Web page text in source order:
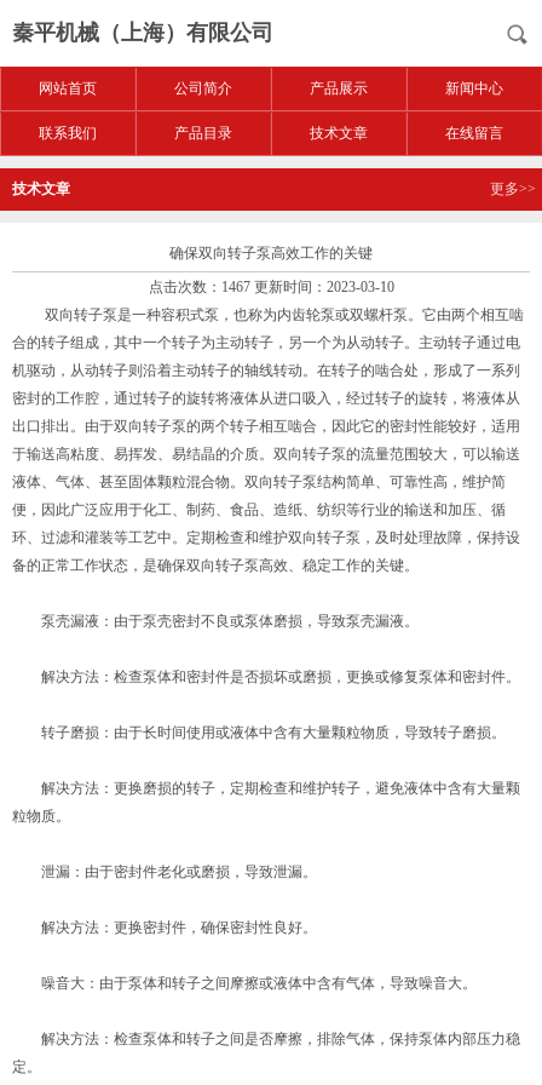
秦平机械（上海）有限公司
网站首页 公司简介 产品展示 新闻中心
联系我们 产品目录 技术文章 在线留言
技术文章 更多>>
确保双向转子泵高效工作的关键
点击次数：1467 更新时间：2023-03-10
双向转子泵是一种容积式泵，也称为内齿轮泵或双螺杆泵。它由两个相互啮
合的转子组成，其中一个转子为主动转子，另一个为从动转子。主动转子通过电
机驱动，从动转子则沿着主动转子的轴线转动。在转子的啮合处，形成了一系列
密封的工作腔，通过转子的旋转将液体从进口吸入，经过转子的旋转，将液体从
出口排出。由于双向转子泵的两个转子相互啮合，因此它的密封性能较好，适用
于输送高粘度、易挥发、易结晶的介质。双向转子泵的流量范围较大，可以输送
液体、气体、甚至固体颗粒混合物。双向转子泵结构简单、可靠性高，维护简
便，因此广泛应用于化工、制药、食品、造纸、纺织等行业的输送和加压、循
环、过滤和灌装等工艺中。定期检查和维护双向转子泵，及时处理故障，保持设
备的正常工作状态，是确保双向转子泵高效、稳定工作的关键。
泵壳漏液：由于泵壳密封不良或泵体磨损，导致泵壳漏液。
解决方法：检查泵体和密封件是否损坏或磨损，更换或修复泵体和密封件。
转子磨损：由于长时间使用或液体中含有大量颗粒物质，导致转子磨损。
解决方法：更换磨损的转子，定期检查和维护转子，避免液体中含有大量颗
粒物质。
泄漏：由于密封件老化或磨损，导致泄漏。
解决方法：更换密封件，确保密封性良好。
噪音大：由于泵体和转子之间摩擦或液体中含有气体，导致噪音大。
解决方法：检查泵体和转子之间是否摩擦，排除气体，保持泵体内部压力稳
定。